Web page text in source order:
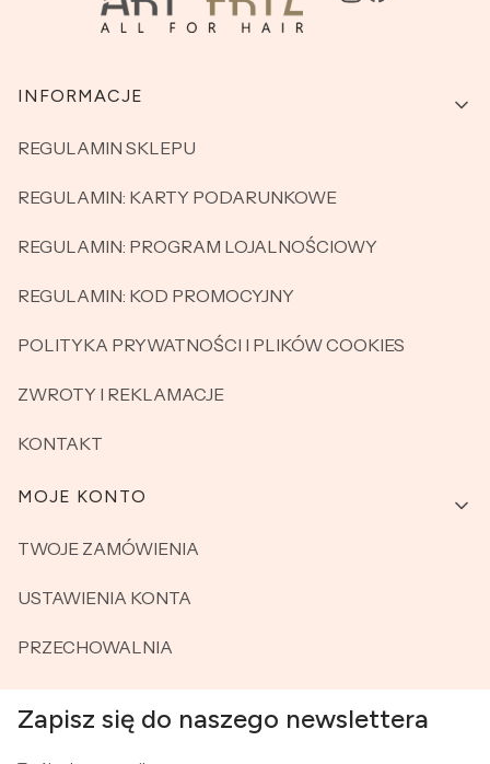
Linki w stopce
INFORMACJE
REGULAMIN SKLEPU
REGULAMIN: KARTY PODARUNKOWE
REGULAMIN: PROGRAM LOJALNOŚCIOWY
REGULAMIN: KOD PROMOCYJNY
POLITYKA PRYWATNOŚCI I PLIKÓW COOKIES
ZWROTY I REKLAMACJE
KONTAKT
MOJE KONTO
TWOJE ZAMÓWIENIA
USTAWIENIA KONTA
PRZECHOWALNIA
Zapisz się do naszego newslettera